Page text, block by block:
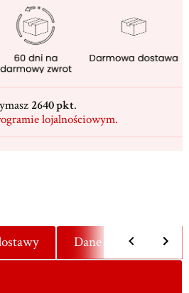
2640 pkt.
lojalnościowym.
Dane techniczne